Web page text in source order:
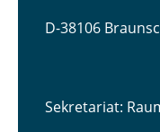
D-38106
Sekretariat: